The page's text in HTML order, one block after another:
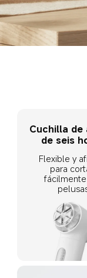
Cuchilla de
de seis
Flexible y
para